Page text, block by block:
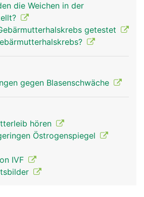
die Weichen in der
getestet
gegen Blasenschwäche
hören
Östrogenspiegel
IVF